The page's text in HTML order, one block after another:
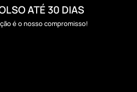
ATÉ 30 DIAS
é o nosso compromisso!